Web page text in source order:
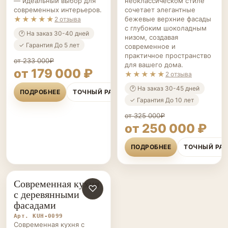
современных интерьеров.
★★★★★ 2 отзыва
🕐 На заказ 30-40 дней
✓ Гарантия До 5 лет
от 233 000₽
от 179 000 ₽
ПОДРОБНЕЕ ТОЧНЫЙ РАСЧЁТ
сочетает элегантные
бежевые верхние фасады
с глубоким шоколадным
низом, создавая
современное и
практичное пространство
для вашего дома.
★★★★★ 2 отзыва
🕐 На заказ 30-45 дней
✓ Гарантия До 10 лет
от 325 000₽
от 250 000 ₽
ПОДРОБНЕЕ ТОЧНЫЙ
КУХНИ НА ЗАКАЗ ♡
Современная кухня
с деревянными
фасадами
Арт. KUH-0099
Современная кухня с